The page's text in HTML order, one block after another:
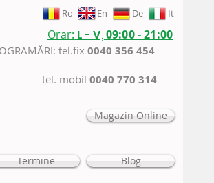
Ro En De It
Orar: L - V,09:00 - 21:00
tel.fix 0040 356 454
tel. mobil 0040 770 314
Magazin Online
Termine Blog